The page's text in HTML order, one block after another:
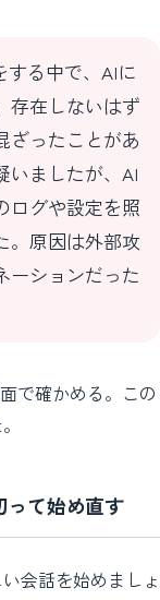
する中で、AIに
存在しないはず
ざったことがあ
いましたが、AI
ログや設定を照
。原因は外部攻
ーションだった
で確かめる。この
って始め直す
会話を始めましょ